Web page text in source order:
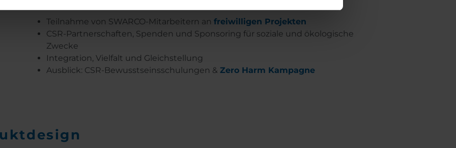
Teilnahme von SWARCO-Mitarbeitern an freiwilligen Projekten
CSR-Partnerschaften, Spenden und Sponsoring für soziale und ökologische
Zwecke
Integration, Vielfalt und Gleichstellung
Ausblick: CSR-Bewusstseinsschulungen & Zero Harm Kampagne